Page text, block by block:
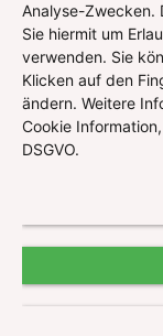
Analyse-Zwecken.
Sie hiermit um
verwenden. Sie
Klicken auf den
ändern. Weitere
Cookie
DSGVO.